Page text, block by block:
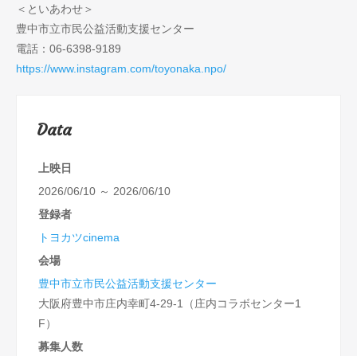
＜といあわせ＞
豊中市立市民公益活動支援センター
電話：06-6398-9189
https://www.instagram.com/toyonaka.npo/
Data
上映日
2026/06/10 ～ 2026/06/10
登録者
トヨカツcinema
会場
豊中市立市民公益活動支援センター
大阪府豊中市庄内幸町4-29-1（庄内コラボセンター1
F）
募集人数